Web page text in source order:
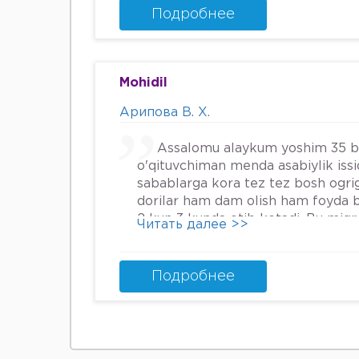
Энди Нима килшини билмай
34га кирдим 3та фарзанди бор
Подробнее
Mohidil
Арипова В. Х.
Assalomu alaykum yoshim 35
o'qituvchiman menda asabiylik
sabablarga kora tez tez bosh
dorilar ham dam olish ham foyda
2 kun 3 kunda otib ketadi. Bu
Читать далее >>
Подробнее